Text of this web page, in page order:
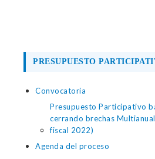
PRESUPUESTO
Convocatoria
Presupuesto Participativo
cerrando brechas
fiscal 2022)
Agenda del proceso